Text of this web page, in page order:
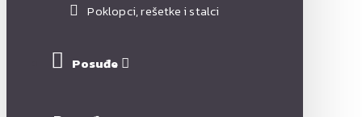
Poklopci, rešetke i stalci
Posuđe